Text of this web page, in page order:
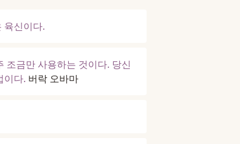
육신이다.
조금만 사용하는 것이다. 당신
이다. 버락 오바마